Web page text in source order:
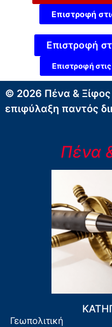
Επιστροφή
Επιστροφή
Επιστροφή
© 2026 Πένα &
επιφύλαξη παντός
Πένα
Γεωπολιτική